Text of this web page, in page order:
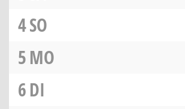
4SO
5MO
6DI